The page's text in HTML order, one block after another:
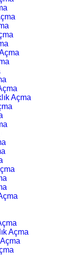
Açma
Açma